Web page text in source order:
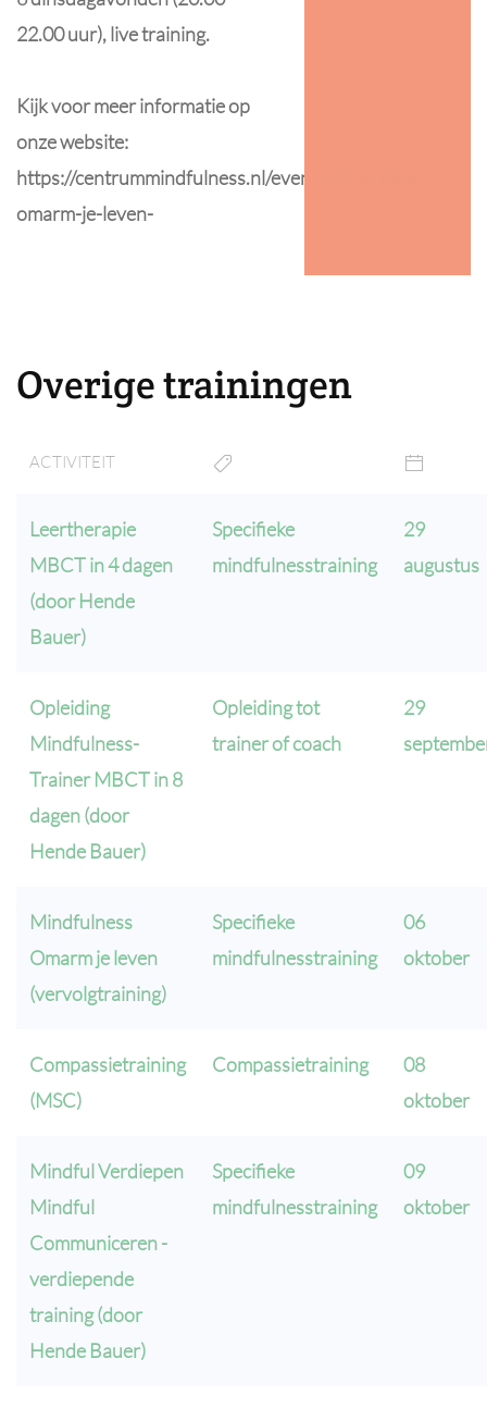
22.00 uur), live training.
Kijk voor meer informatie op
onze website:
https://centrummindfulness.nl/events/mindfulness-
omarm-je-leven-
Overige trainingen
ACTIVITEIT
Leertherapie
MBCT in 4 dagen
(door Hende
Bauer)
Specifieke
mindfulnesstraining
29
augustus
Opleiding
Mindfulness-
Trainer MBCT in 8
dagen (door
Hende Bauer)
Opleiding tot
trainer of coach
29
Mindfulness
Omarm je leven
(vervolgtraining)
Specifieke
mindfulnesstraining
06
oktober
Compassietraining
(MSC)
Compassietraining
08
oktober
Mindful Verdiepen
Mindful
Communiceren -
verdiepende
training (door
Hende Bauer)
Specifieke
mindfulnesstraining
09
oktober